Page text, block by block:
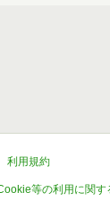
利用規約
等の利用に関す